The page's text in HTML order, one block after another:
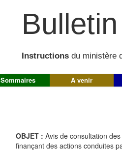
Instructions du ministère
Sommaires A venir
OBJET : Avis de consultation
finançant des actions conduites